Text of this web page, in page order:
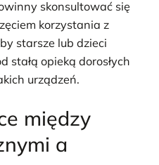
skonsultować się
korzystania z
starsze lub dzieci
stałą opieką dorosłych
urządzeń.
między
a